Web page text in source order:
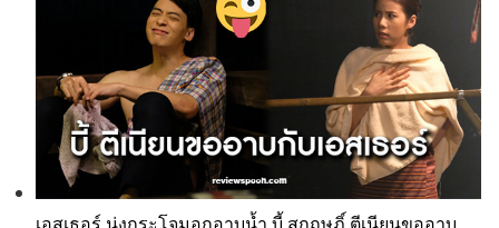
เอสเธอร์ นุ่งกระโจมอกอาบน้ำ บี้ สุกฤษฎิ์ ตีเนียนขออาบ